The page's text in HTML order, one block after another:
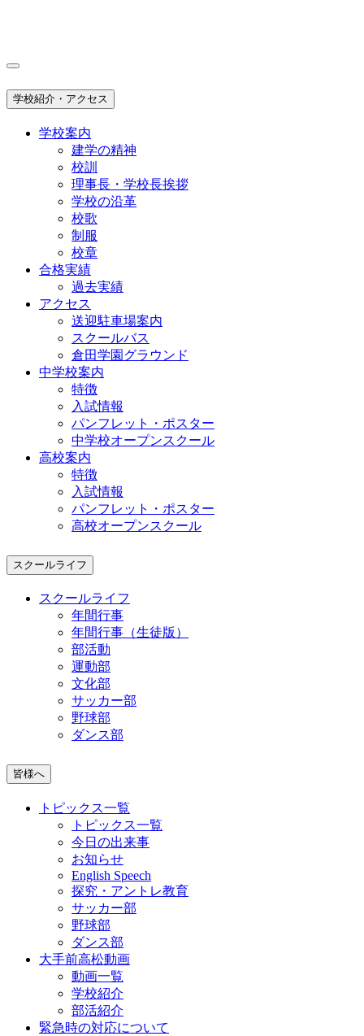
学校紹介・アクセス
学校案内
建学の精神
校訓
理事長・学校長挨拶
学校の沿革
校歌
制服
校章
合格実績
過去実績
アクセス
送迎駐車場案内
スクールバス
倉田学園グラウンド
中学校案内
特徴
入試情報
パンフレット・ポスター
中学校オープンスクール
高校案内
特徴
入試情報
パンフレット・ポスター
高校オープンスクール
スクールライフ
スクールライフ
年間行事
年間行事（生徒版）
部活動
運動部
文化部
サッカー部
野球部
ダンス部
皆様へ
トピックス一覧
トピックス一覧
今日の出来事
お知らせ
English Speech
探究・アントレ教育
サッカー部
野球部
ダンス部
大手前高松動画
動画一覧
学校紹介
部活紹介
緊急時の対応について